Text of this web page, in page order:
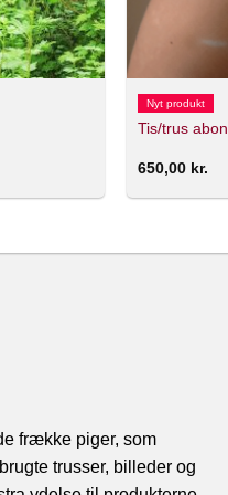
Nyt produkt
Tis/trus
650,00 kr.
frække piger, som
trusser, billeder og